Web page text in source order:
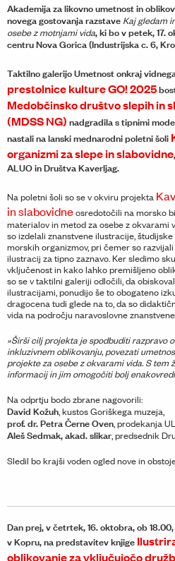
Akademija za likovno umetnost in
novega gostovanja razstave Kaj gledam
osebe z motnjami vida, ki bo v petek, 17.
centru Nova Gorica (Industrijska c. 6,
Taktilno galerijo Umetnost onkraj
prestolnice kulture GO! 2025
Medobčinsko društvo slepih in
(MDSS NG) nadgradila s tipnimi
nastali na lanski mednarodni poletni šoli
organizmi za slepe in slabovidne
ALUO in Društva Kaverljag.
Na poletni šoli so se v okviru projekta
in slabovidneosredotočili na morsko
materialov in metod za osebe z okvarami
so izdelali znanstvene ilustracije,
morskih organizmov, pri čemer so
ilustracij za tipno zaznavo. Ker sledimo
vključenost in kako lahko premišljeno
so se v taktilni galeriji odločili, da
ilustracijami, ponudijo še to obogateno
dragocena tudi glede na to, da so
vida na področju naravoslovne
»Širši cilj projekta je spodbuditi razpravo
inkluzivnem oblikovanju, povezati
projekte za osebe z okvarami vida. S tem
informacij in jim omogočiti bolj
Na odprtju bodo zbrane nagovorili:
David Kožuh, kustos Goriškega muzeja,
prof. dr. Petra Černe Oven, prodekanja
Aleš Sedmak, akad. slikar, predsednik
Sledil bo krajši voden ogled nove in
Dan prej, v četrtek, 16. oktobra, ob
v Kopru, na predstavitev knjige
oblikovanje za vključujočo